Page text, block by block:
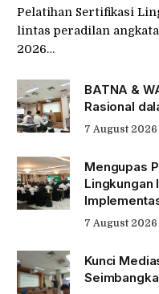
Pelatihan Sertifikasi
lintas peradilan
2026…
BATNA &
Rasional
7 August 2026
Mengupas
Lingkungan
7 August 2026
Kunci